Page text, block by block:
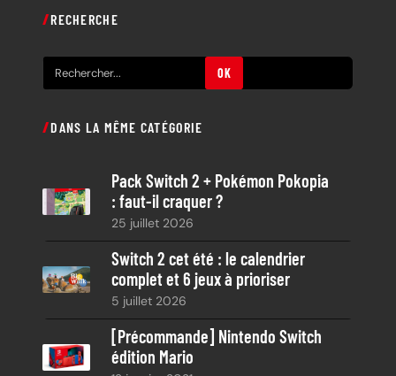
RECHERCHE
e
h
OK
DANS LA MÊME CATÉGORIE
Pack Switch 2 + Pokémon Pokopia
: faut-il craquer ?
25 juillet 2026
Switch 2 cet été : le calendrier
complet et 6 jeux à prioriser
5 juillet 2026
[Précommande] Nintendo Switch
édition Mario